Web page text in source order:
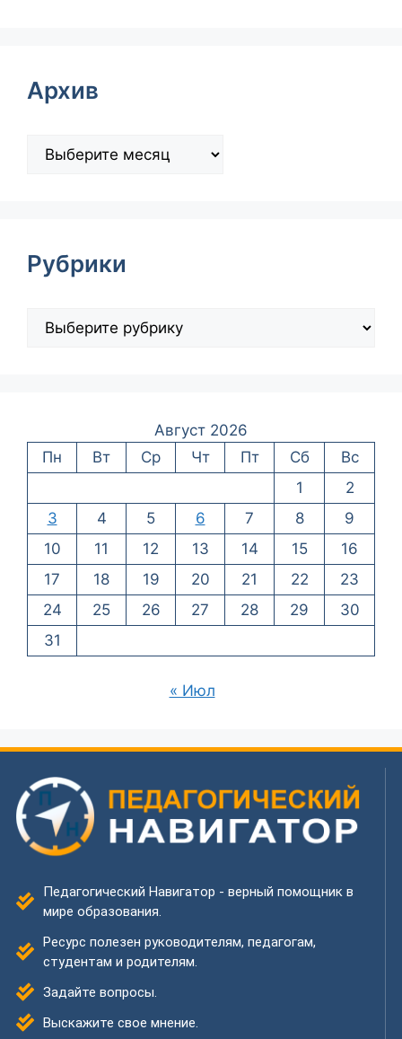
Архив
Рубрики
Август 2026
Пн
Вт Ср Чт Пт Сб
Вс
1
2
3
4 5 6 7 8
9
10
11 12 13 14 15
16
17
18 19 20 21 22
23
24
25 26 27 28 29
30
31
« Июл
Педагогический Навигатор - верный помощник в
мире образования.
Ресурс полезен руководителям, педагогам,
студентам и родителям.
Задайте вопросы.
Выскажите свое мнение.